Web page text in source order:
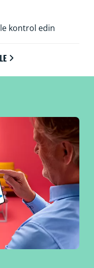
kontrol edin